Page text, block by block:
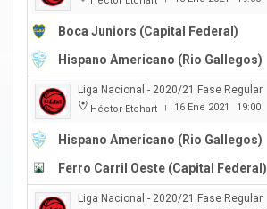
Boca Juniors (Capital Federal)
Hispano Americano (Rio Gallegos)
Liga Nacional - 2020/21 Fase Regular
Héctor Etchart | 16 Ene 2021 19:00
Hispano Americano (Rio Gallegos)
Ferro Carril Oeste (Capital Federal)
Liga Nacional - 2020/21 Fase Regular